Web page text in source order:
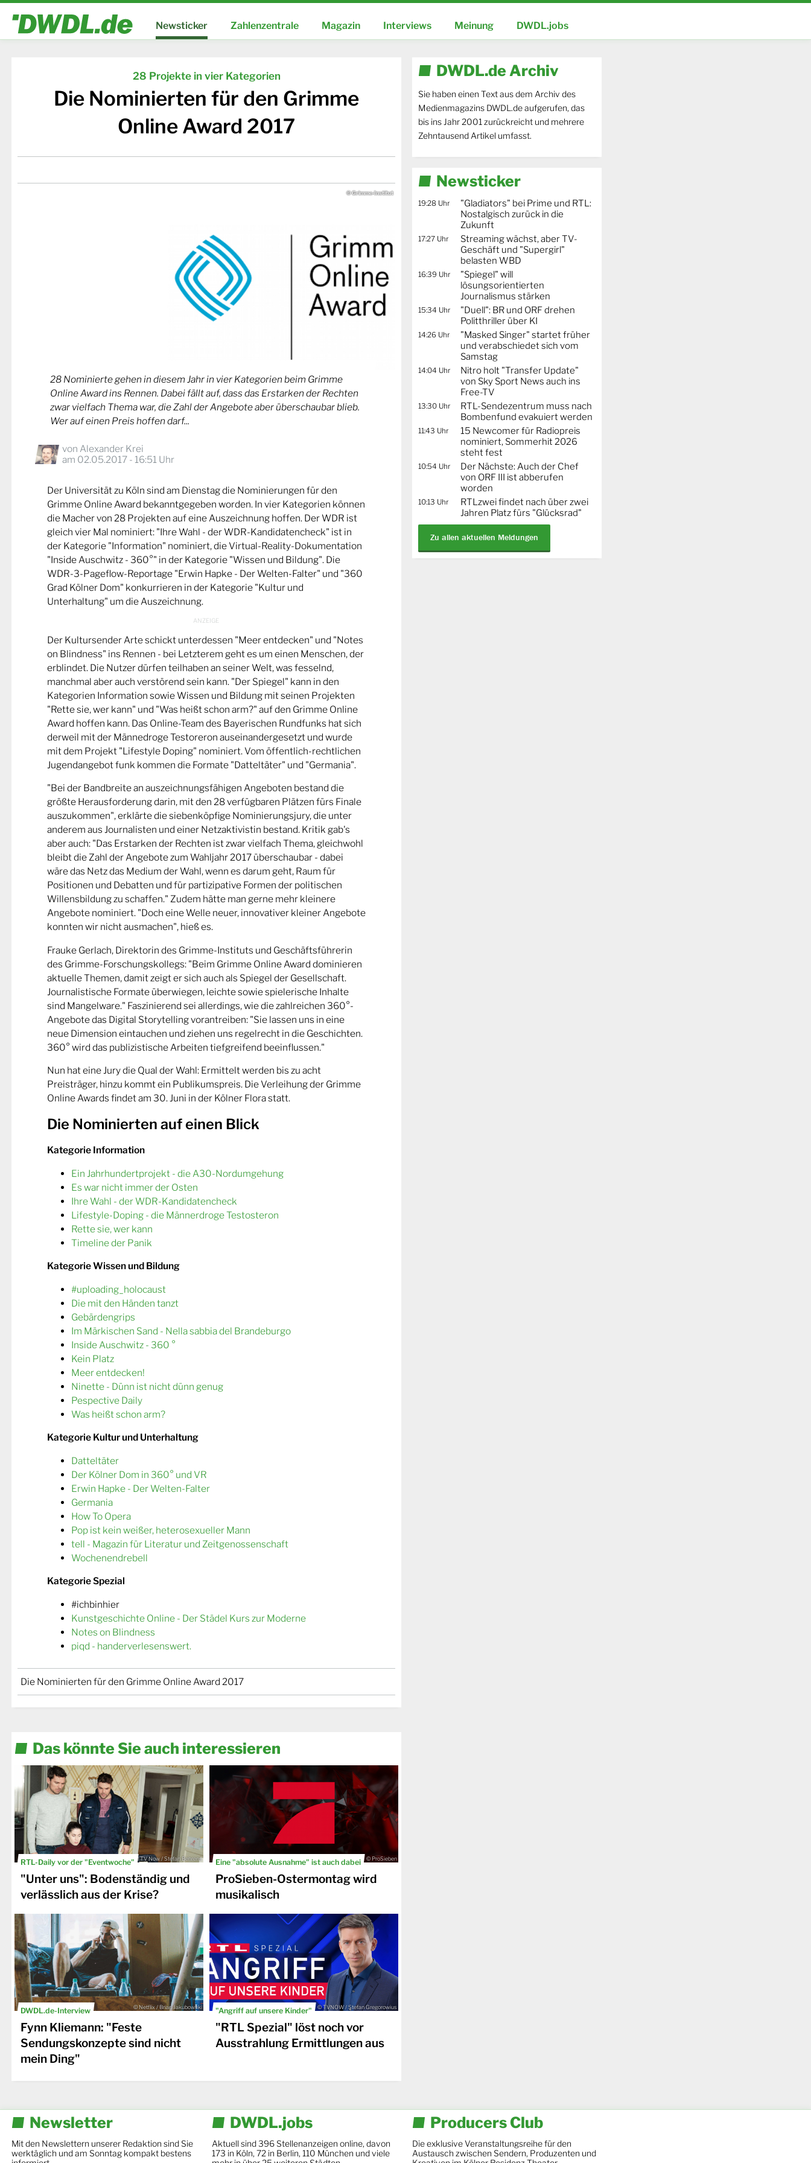
Newsticker Zahlenzentrale Magazin Interviews Meinung DWDL.jobs
28 Projekte in vier Kategorien
Die Nominierten für den Grimme
Online Award 2017
© Grimme-Institut
28 Nominierte gehen in diesem Jahr in vier Kategorien beim Grimme
Online Award ins Rennen. Dabei fällt auf, dass das Erstarken der Rechten
zwar vielfach Thema war, die Zahl der Angebote aber überschaubar blieb.
Wer auf einen Preis hoffen darf...
von Alexander Krei
am 02.05.2017 - 16:51 Uhr
Der Universität zu Köln sind am Dienstag die Nominierungen für den
Grimme Online Award bekanntgegeben worden. In vier Kategorien können
die Macher von 28 Projekten auf eine Auszeichnung hoffen. Der WDR ist
gleich vier Mal nominiert: "Ihre Wahl - der WDR-Kandidatencheck" ist in
der Kategorie "Information" nominiert, die Virtual-Reality-Dokumentation
"Inside Auschwitz - 360°" in der Kategorie "Wissen und Bildung". Die
WDR-3-Pageflow-Reportage "Erwin Hapke - Der Welten-Falter" und "360
Grad Kölner Dom" konkurrieren in der Kategorie "Kultur und
Unterhaltung" um die Auszeichnung.
Der Kultursender Arte schickt unterdessen "Meer entdecken" und "Notes
on Blindness" ins Rennen - bei Letzterem geht es um einen Menschen, der
erblindet. Die Nutzer dürfen teilhaben an seiner Welt, was fesselnd,
manchmal aber auch verstörend sein kann. "Der Spiegel" kann in den
Kategorien Information sowie Wissen und Bildung mit seinen Projekten
"Rette sie, wer kann" und "Was heißt schon arm?" auf den Grimme Online
Award hoffen kann. Das Online-Team des Bayerischen Rundfunks hat sich
derweil mit der Männedroge Testoreron auseinandergesetzt und wurde
mit dem Projekt "Lifestyle Doping" nominiert. Vom öffentlich-rechtlichen
Jugendangebot funk kommen die Formate "Datteltäter" und "Germania".
"Bei der Bandbreite an auszeichnungsfähigen Angeboten bestand die
größte Herausforderung darin, mit den 28 verfügbaren Plätzen fürs Finale
auszukommen", erklärte die siebenköpfige Nominierungsjury, die unter
anderem aus Journalisten und einer Netzaktivistin bestand. Kritik gab's
aber auch: "Das Erstarken der Rechten ist zwar vielfach Thema, gleichwohl
bleibt die Zahl der Angebote zum Wahljahr 2017 überschaubar - dabei
wäre das Netz das Medium der Wahl, wenn es darum geht, Raum für
Positionen und Debatten und für partizipative Formen der politischen
Willensbildung zu schaffen." Zudem hätte man gerne mehr kleinere
Angebote nominiert. "Doch eine Welle neuer, innovativer kleiner Angebote
konnten wir nicht ausmachen", hieß es.
Frauke Gerlach, Direktorin des Grimme-Instituts und Geschäftsführerin
des Grimme-Forschungskollegs: "Beim Grimme Online Award dominieren
aktuelle Themen, damit zeigt er sich auch als Spiegel der Gesellschaft.
Journalistische Formate überwiegen, leichte sowie spielerische Inhalte
sind Mangelware." Faszinierend sei allerdings, wie die zahlreichen 360°-
Angebote das Digital Storytelling vorantreiben: "Sie lassen uns in eine
neue Dimension eintauchen und ziehen uns regelrecht in die Geschichten.
360° wird das publizistische Arbeiten tiefgreifend beeinflussen."
Nun hat eine Jury die Qual der Wahl: Ermittelt werden bis zu acht
Preisträger, hinzu kommt ein Publikumspreis. Die Verleihung der Grimme
Online Awards findet am 30. Juni in der Kölner Flora statt.
Die Nominierten auf einen Blick
Kategorie Information
Ein Jahrhundertprojekt - die A30-Nordumgehung
Es war nicht immer der Osten
Ihre Wahl - der WDR-Kandidatencheck
Lifestyle-Doping - die Männerdroge Testosteron
Rette sie, wer kann
Timeline der Panik
Kategorie Wissen und Bildung
#uploading_holocaust
Die mit den Händen tanzt
Gebärdengrips
Im Märkischen Sand - Nella sabbia del Brandeburgo
Inside Auschwitz - 360 °
Kein Platz
Meer entdecken!
Ninette - Dünn ist nicht dünn genug
Pespective Daily
Was heißt schon arm?
Kategorie Kultur und Unterhaltung
Datteltäter
Der Kölner Dom in 360° und VR
Erwin Hapke - Der Welten-Falter
Germania
How To Opera
Pop ist kein weißer, heterosexueller Mann
tell - Magazin für Literatur und Zeitgenossenschaft
Wochenendrebell
Kategorie Spezial
#ichbinhier
Kunstgeschichte Online - Der Städel Kurs zur Moderne
Notes on Blindness
piqd - handerverlesenswert.
Die Nominierten für den Grimme Online Award 2017
Das könnte Sie auch interessieren
RTL-Daily vor der "Eventwoche" © TV Now / Stefan Behrens
"Unter uns": Bodenständig und
verlässlich aus der Krise?
Eine "absolute Ausnahme" ist auch dabei © ProSieben
ProSieben-Ostermontag wird
musikalisch
DWDL.de-Interview © Netflix / Brian Jakubowski
Fynn Kliemann: "Feste
Sendungskonzepte sind nicht
mein Ding"
"Angriff auf unsere Kinder" © TVNOW / Stefan Gregorowius
"RTL Spezial" löst noch vor
Ausstrahlung Ermittlungen aus
DWDL.de Archiv
Sie haben einen Text aus dem Archiv des
Medienmagazins DWDL.de aufgerufen, das
bis ins Jahr 2001 zurückreicht und mehrere
Zehntausend Artikel umfasst.
Newsticker
19:28 Uhr
"Gladiators" bei Prime und RTL:
Nostalgisch zurück in die
Zukunft
17:27 Uhr
Streaming wächst, aber TV-
Geschäft und "Supergirl"
belasten WBD
16:39 Uhr
"Spiegel" will
lösungsorientierten
Journalismus stärken
15:34 Uhr
"Duell": BR und ORF drehen
Politthriller über KI
14:26 Uhr
"Masked Singer" startet früher
und verabschiedet sich vom
Samstag
14:04 Uhr
Nitro holt "Transfer Update"
von Sky Sport News auch ins
Free-TV
13:30 Uhr
RTL-Sendezentrum muss nach
Bombenfund evakuiert werden
11:43 Uhr
15 Newcomer für Radiopreis
nominiert, Sommerhit 2026
steht fest
10:54 Uhr
Der Nächste: Auch der Chef
von ORF III ist abberufen
worden
10:13 Uhr
RTLzwei findet nach über zwei
Jahren Platz fürs "Glücksrad"
Zu allen aktuellen Meldungen
Newsletter
Mit den Newslettern unserer Redaktion sind Sie
werktäglich und am Sonntag kompakt bestens
DWDL.jobs
Aktuell sind 396 Stellenanzeigen online, davon
173 in Köln, 72 in Berlin, 110 München und viele
Producers Club
Die exklusive Veranstaltungsreihe für den
Austausch zwischen Sendern, Produzenten und